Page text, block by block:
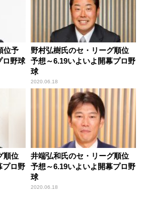
位予
ロ野球
野村弘樹氏のセ・リーグ順位
予想～6.19いよいよ開幕プロ野
球
2020.06.18
順位
プロ野
井端弘和氏のセ・リーグ順位
予想～6.19いよいよ開幕プロ野
球
2020.06.18